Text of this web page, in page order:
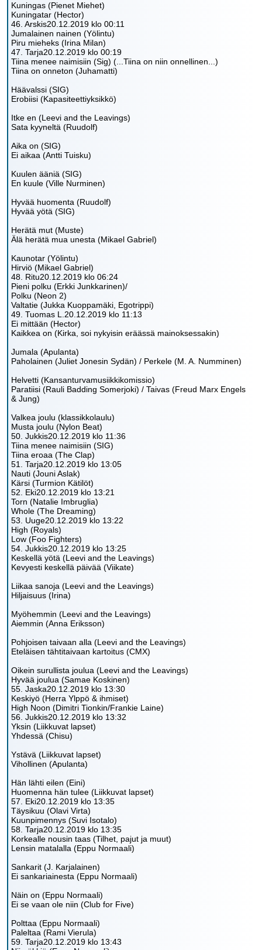
Kuningas (Pienet Miehet)
Kuningatar (Hector)
46. Arskis20.12.2019 klo 00:11
Jumalainen nainen (Yölintu)
Piru mieheks (Irina Milan)
47. Tarja20.12.2019 klo 00:19
Tiina menee naimisiin (Sig) (...Tiina on niin onnellinen...)
Tiina on onneton (Juhamatti)
Häävalssi (SIG)
Erobiisi (Kapasiteettiyksikkö)
Itke en (Leevi and the Leavings)
Sata kyyneltä (Ruudolf)
Aika on (SIG)
Ei aikaa (Antti Tuisku)
Kuulen ääniä (SIG)
En kuule (Ville Nurminen)
Hyvää huomenta (Ruudolf)
Hyvää yötä (SIG)
Herätä mut (Muste)
Älä herätä mua unesta (Mikael Gabriel)
Kaunotar (Yölintu)
Hirviö (Mikael Gabriel)
48. Ritu20.12.2019 klo 06:24
Pieni polku (Erkki Junkkarinen)/
Polku (Neon 2)
Valtatie (Jukka Kuoppamäki, Egotrippi)
49. Tuomas L.20.12.2019 klo 11:13
Ei mittään (Hector)
Kaikkea on (Kirka, soi nykyisin eräässä mainoksessakin)
Jumala (Apulanta)
Paholainen (Juliet Jonesin Sydän) / Perkele (M. A. Numminen)
Helvetti (Kansanturvamusiikkikomissio)
Paratiisi (Rauli Badding Somerjoki) / Taivas (Freud Marx Engels
& Jung)
Valkea joulu (klassikkolaulu)
Musta joulu (Nylon Beat)
50. Jukkis20.12.2019 klo 11:36
Tiina menee naimisiin (SIG)
Tiina eroaa (The Clap)
51. Tarja20.12.2019 klo 13:05
Nauti (Jouni Aslak)
Kärsi (Turmion Kätilöt)
52. Eki20.12.2019 klo 13:21
Torn (Natalie Imbruglia)
Whole (The Dreaming)
53. Uuge20.12.2019 klo 13:22
High (Royals)
Low (Foo Fighters)
54. Jukkis20.12.2019 klo 13:25
Keskellä yötä (Leevi and the Leavings)
Kevyesti keskellä päivää (Viikate)
Liikaa sanoja (Leevi and the Leavings)
Hiljaisuus (Irina)
Myöhemmin (Leevi and the Leavings)
Aiemmin (Anna Eriksson)
Pohjoisen taivaan alla (Leevi and the Leavings)
Eteläisen tähtitaivaan kartoitus (CMX)
Oikein surullista joulua (Leevi and the Leavings)
Hyvää joulua (Samae Koskinen)
55. Jaska20.12.2019 klo 13:30
Keskiyö (Herra Ylppö & ihmiset)
High Noon (Dimitri Tionkin/Frankie Laine)
56. Jukkis20.12.2019 klo 13:32
Yksin (Liikkuvat lapset)
Yhdessä (Chisu)
Ystävä (Liikkuvat lapset)
Vihollinen (Apulanta)
Hän lähti eilen (Eini)
Huomenna hän tulee (Liikkuvat lapset)
57. Eki20.12.2019 klo 13:35
Täysikuu (Olavi Virta)
Kuunpimennys (Suvi Isotalo)
58. Tarja20.12.2019 klo 13:35
Korkealle nousin taas (Tilhet, pajut ja muut)
Lensin matalalla (Eppu Normaali)
Sankarit (J. Karjalainen)
Ei sankariainesta (Eppu Normaali)
Näin on (Eppu Normaali)
Ei se vaan ole niin (Club for Five)
Polttaa (Eppu Normaali)
Paleltaa (Rami Vierula)
59. Tarja20.12.2019 klo 13:43